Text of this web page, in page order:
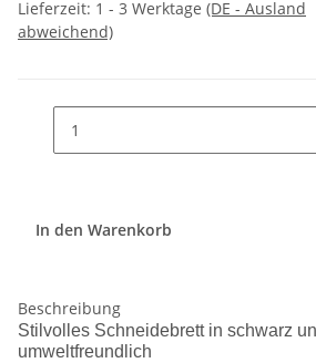
Lieferzeit: 1 - 3 Werktage (DE - Ausland
abweichend)
In den Warenkorb
Beschreibung
Stilvolles Schneidebrett in schwarz
umweltfreundlich